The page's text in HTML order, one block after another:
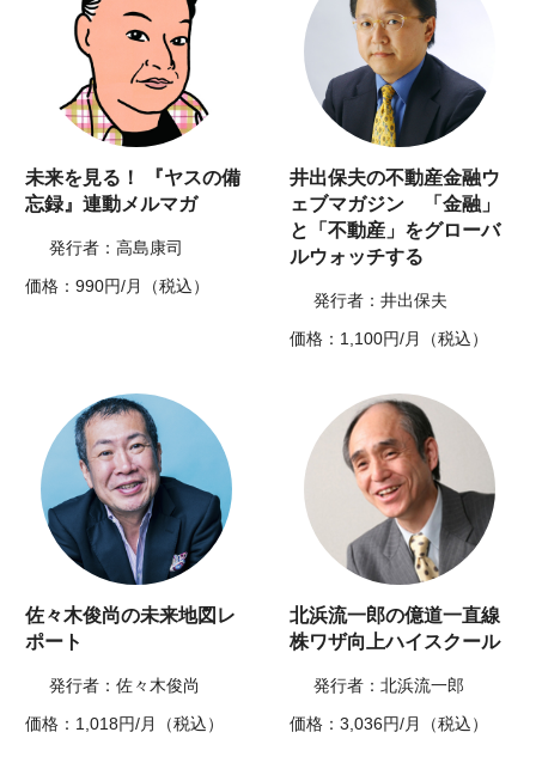
未来を見る！ 『ヤスの備
忘録』連動メルマガ
発行者：高島康司
価格：990円/月（税込）
井出保夫の不動産金融ウ
ェブマガジン 「金融」
と「不動産」をグローバ
ルウォッチする
発行者：井出保夫
価格：1,100円/月（税込）
佐々木俊尚の未来地図レ
ポート
発行者：佐々木俊尚
価格：1,018円/月（税込）
北浜流一郎の億道一直線
株ワザ向上ハイスクール
発行者：北浜流一郎
価格：3,036円/月（税込）